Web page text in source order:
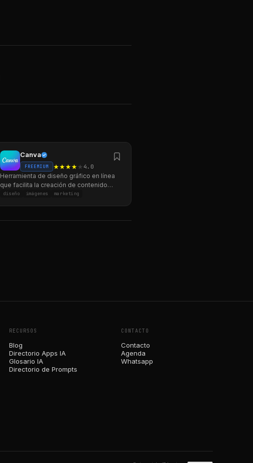
Canva
FREEMIUM ★★★★★ 4.0
Herramienta de diseño gráfico en línea
que facilita la creación de contenido
visual atractivo.
diseño imágenes marketing
RECURSOS
Blog
Directorio Apps IA
Glosario IA
Directorio de Prompts
CONTACTO
Contacto
Agenda
Whatsapp